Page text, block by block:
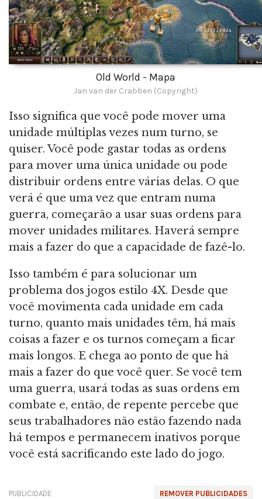
Old World - Mapa
Jan van der Crabben (Copyright)
Isso significa que você pode mover uma
unidade múltiplas vezes num turno, se
quiser. Você pode gastar todas as ordens
para mover uma única unidade ou pode
distribuir ordens entre várias delas. O que
verá é que uma vez que entram numa
guerra, começarão a usar suas ordens para
mover unidades militares. Haverá sempre
mais a fazer do que a capacidade de fazê-lo.
Isso também é para solucionar um
problema dos jogos estilo 4X. Desde que
você movimenta cada unidade em cada
turno, quanto mais unidades têm, há mais
coisas a fazer e os turnos começam a ficar
mais longos. E chega ao ponto de que há
mais a fazer do que você quer. Se você tem
uma guerra, usará todas as suas ordens em
combate e, então, de repente percebe que
seus trabalhadores não estão fazendo nada
há tempos e permanecem inativos porque
você está sacrificando este lado do jogo.
REMOVER PUBLICIDADES
PUBLICIDADE